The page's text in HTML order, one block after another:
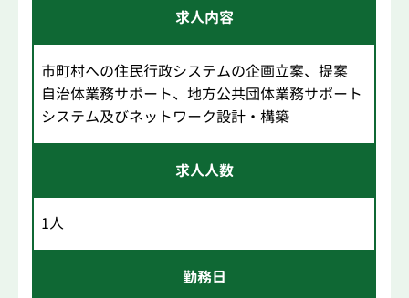
求人内容
市町村への住民行政システムの企画立案、提案
自治体業務サポート、地方公共団体業務サポート
システム及びネットワーク設計・構築
求人人数
1人
勤務日